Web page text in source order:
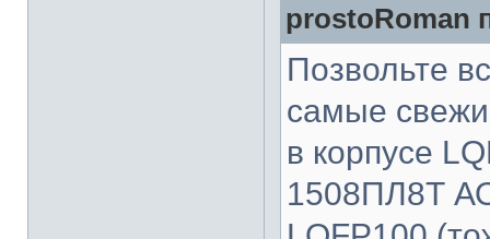
prostoRoman
Позвольте
самые
в корпусе
1508ПЛ8Т